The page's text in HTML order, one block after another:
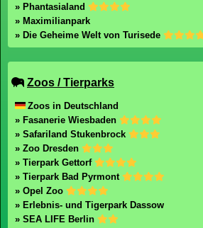
» Phantasialand
» Maximilianpark
» Die Geheime Welt von Turisede
Zoos / Tierparks
Zoos in Deutschland
» Fasanerie Wiesbaden
» Safariland Stukenbrock
» Zoo Dresden
» Tierpark Gettorf
» Tierpark Bad Pyrmont
» Opel Zoo
» Erlebnis- und Tigerpark Dassow
» SEA LIFE Berlin